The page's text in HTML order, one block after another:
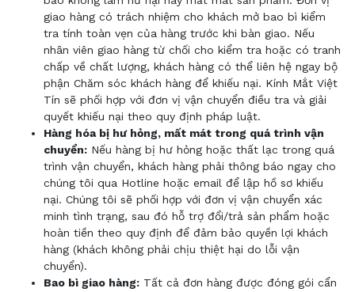
giao hàng có trách nhiệm cho khách mở bao bì kiểm
tra tính toàn vẹn của hàng trước khi bàn giao. Nếu
nhân viên giao hàng từ chối cho kiểm tra hoặc có tranh
chấp về chất lượng, khách hàng có thể liên hệ ngay bộ
phận Chăm sóc khách hàng để khiếu nại. Kính Mắt Việt
Tín sẽ phối hợp với đơn vị vận chuyển điều tra và giải
quyết khiếu nại theo quy định pháp luật.
Hàng hóa bị hư hỏng, mất mát trong quá trình vận
chuyển: Nếu hàng bị hư hỏng hoặc thất lạc trong quá
trình vận chuyển, khách hàng phải thông báo ngay cho
chúng tôi qua Hotline hoặc email để lập hồ sơ khiếu
nại. Chúng tôi sẽ phối hợp với đơn vị vận chuyển xác
minh tình trạng, sau đó hỗ trợ đổi/trả sản phẩm hoặc
hoàn tiền theo quy định để đảm bảo quyền lợi khách
hàng (khách không phải chịu thiệt hại do lỗi vận
chuyển).
Bao bì giao hàng: Tất cả đơn hàng được đóng gói cẩn